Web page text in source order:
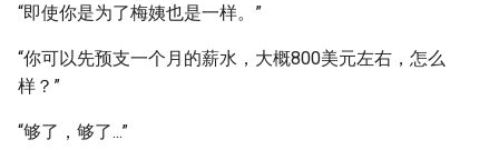
“即使你是为了梅姨也是一样。”
“你可以先预支一个月的薪水，大概800美元左右，怎么
样？”
“够了，够了...”